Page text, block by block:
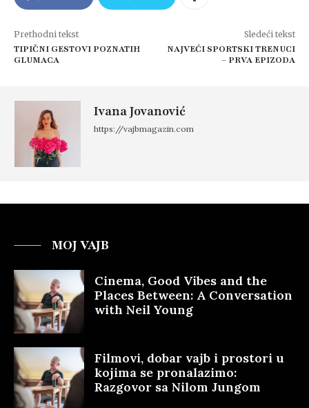
Prethodni tekst
TIPIČNI GESTOVI POZNATIH
GLUMACA
Sledeći tekst
NAJVEĆI SPORTSKI TRENUCI
– PRVA EPIZODA
Ivana Jovanović
https://vajbmagazin.com
MOJ VAJB
Cinema, Good Vibes and the
Places Between: A Conversation
with Neil Young
Filmovi, dobar vajb i prostori u
kojima se pronalazimo:
Razgovor sa Nilom Jungom